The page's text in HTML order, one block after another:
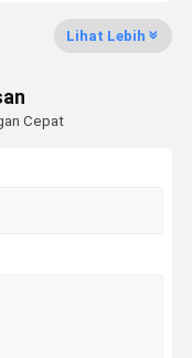
Lihat Lebih
Cepat